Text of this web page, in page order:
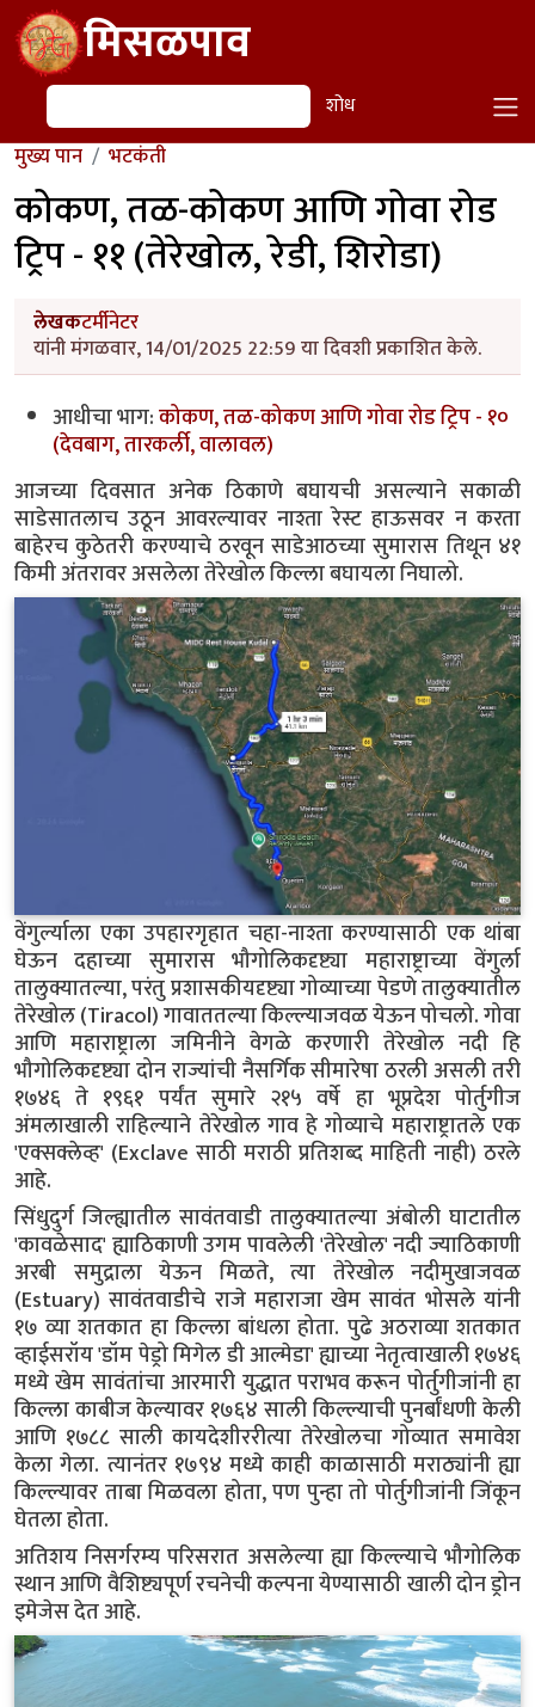
Skip to main contentमिसळपाव
शोध शोध
मुख्य पान भटकंती
कोकण, तळ-कोकण आणि गोवा रोड
ट्रिप - ११ (तेरेखोल, रेडी, शिरोडा)
लेखकटर्मीनेटर
यांनी मंगळवार, 14/01/2025 22:59 या दिवशी प्रकाशित केले.
आधीचा भाग:कोकण, तळ-कोकण आणि गोवा रोड ट्रिप - १०
(देवबाग, तारकर्ली, वालावल)
आजच्या दिवसात अनेक ठिकाणे बघायची असल्याने सकाळी
साडेसातलाच उठून आवरल्यावर नाश्ता रेस्ट हाऊसवर न करता
बाहेरच कुठेतरी करण्याचे ठरवून साडेआठच्या सुमारास तिथून ४१
किमी अंतरावर असलेला तेरेखोल किल्ला बघायला निघालो.
वेंगुर्ल्याला एका उपहारगृहात चहा-नाश्ता करण्यासाठी एक थांबा
घेऊन दहाच्या सुमारास भौगोलिकदृष्ट्या महाराष्ट्राच्या वेंगुर्ला
तालुक्यातल्या, परंतु प्रशासकीयदृष्ट्या गोव्याच्या पेडणे तालुक्यातील
तेरेखोल (Tiracol) गावाततल्या किल्ल्याजवळ येऊन पोचलो. गोवा
आणि महाराष्ट्राला जमिनीने वेगळे करणारी तेरेखोल नदी हि
भौगोलिकदृष्ट्या दोन राज्यांची नैसर्गिक सीमारेषा ठरली असली तरी
१७४६ ते १९६१ पर्यंत सुमारे २१५ वर्षे हा भूप्रदेश पोर्तुगीज
अंमलाखाली राहिल्याने तेरेखोल गाव हे गोव्याचे महाराष्ट्रातले एक
'एक्सक्लेव्ह' (Exclave साठी मराठी प्रतिशब्द माहिती नाही) ठरले
आहे.
सिंधुदुर्ग जिल्ह्यातील सावंतवाडी तालुक्यातल्या अंबोली घाटातील
'कावळेसाद' ह्याठिकाणी उगम पावलेली 'तेरेखोल' नदी ज्याठिकाणी
अरबी समुद्राला येऊन मिळते, त्या तेरेखोल नदीमुखाजवळ
(Estuary) सावंतवाडीचे राजे महाराजा खेम सावंत भोसले यांनी
१७ व्या शतकात हा किल्ला बांधला होता. पुढे अठराव्या शतकात
व्हाईसरॉय 'डॉम पेड्रो मिगेल डी आल्मेडा' ह्याच्या नेतृत्वाखाली १७४६
मध्ये खेम सावंतांचा आरमारी युद्धात पराभव करून पोर्तुगीजांनी हा
किल्ला काबीज केल्यावर १७६४ साली किल्ल्याची पुनर्बांधणी केली
आणि १७८८ साली कायदेशीररीत्या तेरेखोलचा गोव्यात समावेश
केला गेला. त्यानंतर १७९४ मध्ये काही काळासाठी मराठ्यांनी ह्या
किल्ल्यावर ताबा मिळवला होता, पण पुन्हा तो पोर्तुगीजांनी जिंकून
घेतला होता.
अतिशय निसर्गरम्य परिसरात असलेल्या ह्या किल्ल्याचे भौगोलिक
स्थान आणि वैशिष्ट्यपूर्ण रचनेची कल्पना येण्यासाठी खाली दोन ड्रोन
इमेजेस देत आहे.